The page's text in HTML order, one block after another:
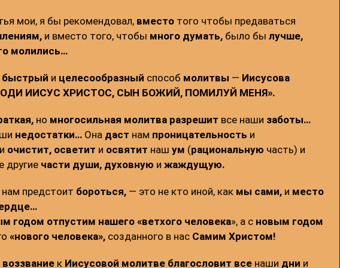
мои, я бы рекомендовал, вместотого чтобы предаваться
и вместо того, чтобы много думать,было бы лучше,
молились…
быстрый и целесообразный способ молитвы — Иисусова
ИИСУС ХРИСТОС, СЫН БОЖИЙ, ПОМИЛУЙ МЕНЯ».
но многосильная молитва разрешит все наши заботы…
недостатки…Она даст нам проницательность и
очистит, осветит и освятит наш ум (рациональную часть) и
другие части души, духовную и жаждущую.
предстоит бороться,— это не кто иной, как мы сами,и место
годом отпустим нашего «ветхого человека», а с новым годом
«нового человека»,созданного в нас Самим Христом!
к Иисусовой молитве благословит всенаши дни и